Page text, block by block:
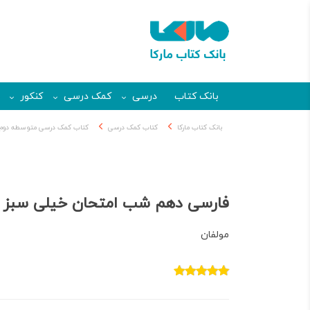
بانک کتاب درسی کمک درسی کنکور
بانک کتاب مارکا کتاب کمک درسی کتاب کمک درسی متوسطه دوم
فارسی دهم شب امتحان خیلی سبز
مولفان